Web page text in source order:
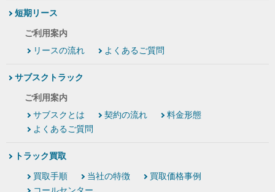
短期リース
ご利用案内
リースの流れ
よくあるご質問
サブスクトラック
ご利用案内
サブスクとは
契約の流れ
料金形態
よくあるご質問
トラック買取
買取手順 当社の特徴
買取価格事例